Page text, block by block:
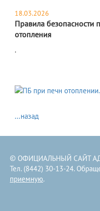
18.03.2026
Правила безопасности
отопления
​.
...назад
© ОФИЦИАЛЬНЫЙ САЙТ
Тел. (8442) 30-13-24.
приемную.